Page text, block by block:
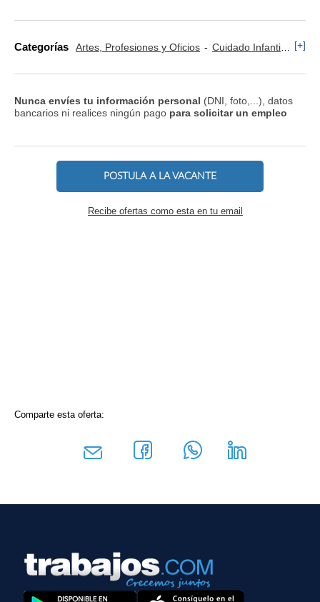
Categorías Artes, Profesiones y Oficios Cuidado Infantil y Canguros [+]
Nunca envíes tu información personal (DNI, foto,...), datos
bancarios ni realices ningún pago para solicitar un empleo
POSTULA A LA VACANTE
Recibe ofertas como esta en tu email
Comparte esta oferta: